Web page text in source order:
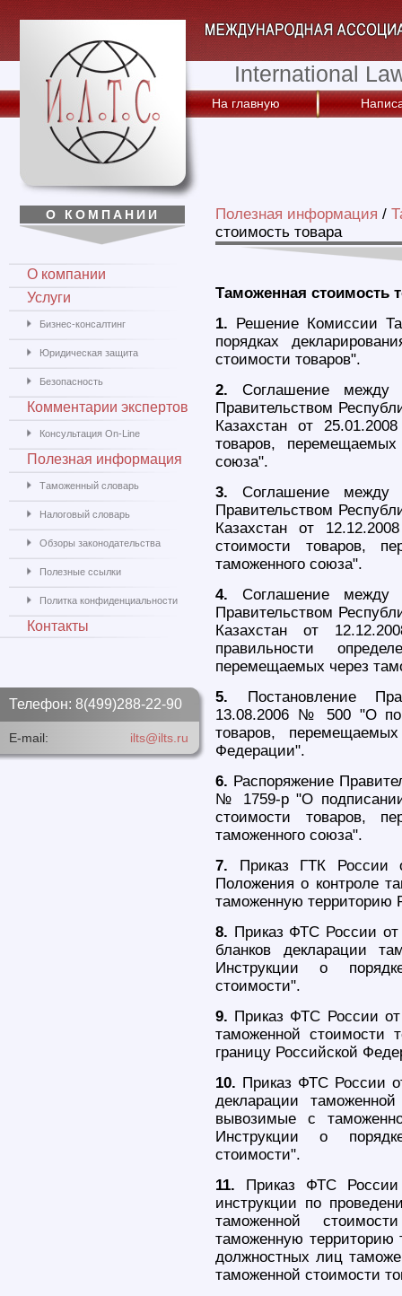
International
На главную
Полезная информация /
стоимость товара
Таможенная стоимость
1. Решение Комиссии
порядках
стоимости товаров".
2. Соглашение между
Правительством
Казахстан от
товаров,
союза".
3. Соглашение между
Правительством
Казахстан от
стоимости товаров,
таможенного союза".
4. Соглашение между
Правительством
Казахстан от
правильности
перемещаемых через
5. Постановление
13.08.2006 № 500 "О
товаров,
Федерации".
6. Распоряжение
№ 1759-р "О
стоимости товаров,
таможенного союза".
7. Приказ ГТК
Положения о контроле
таможенную территорию
8. Приказ ФТС России
бланков декларации
Инструкции о
стоимости".
9. Приказ ФТС России
таможенной стоимости
границу Российской
10. Приказ ФТС России
декларации
вывозимые с
Инструкции о
стоимости".
11. Приказ ФТС
инструкции по
таможенной
таможенную территорию
должностных лиц
таможенной стоимости
О КОМПАНИИ
О компании
Услуги
Бизнес-консалтинг
Юридическая защита
Безопасность
Комментарии экспертов
Консультация On-Line
Полезная информация
Таможенный словарь
Налоговый словарь
Обзоры законодательства
Полезные ссылки
Политка конфиденциальности
Контакты
Телефон: 8(499)288-22-90
E-mail: ilts@ilts.ru